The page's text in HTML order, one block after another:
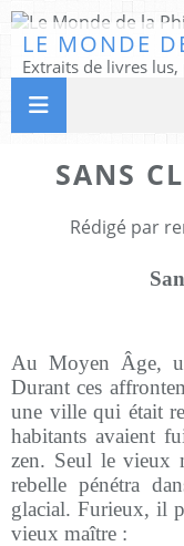
SANS
Rédigé par
Au Moyen Âge,
Durant ces
une ville qui était
habitants avaient
zen. Seul le vieux
rebelle pénétra
glacial. Furieux, il
vieux maître :